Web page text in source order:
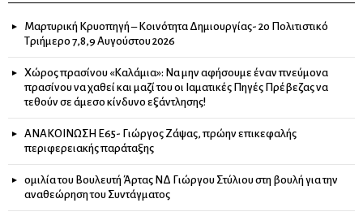
Μαρτυρική Κρυοπηγή – Κοινότητα Δημιουργίας- 2ο Πολιτιστικό
Τριήμερο 7,8,9 Αυγούστου 2026
Χώρος πρασίνου «Καλάμια»: Να μην αφήσουμε έναν πνεύμονα
πρασίνου να χαθεί και μαζί του οι Ιαματικές Πηγές Πρέβεζας να
τεθούν σε άμεσο κίνδυνο εξάντλησης!
ΑΝΑΚΟΙΝΩΣΗ Ε65- Γιώργος Ζάψας, πρώην επικεφαλής
περιφερειακής παράταξης
ομιλία του Βουλευτή Άρτας ΝΔ Γιώργου Στύλιου στη βουλή για την
αναθεώρηση του Συντάγματος